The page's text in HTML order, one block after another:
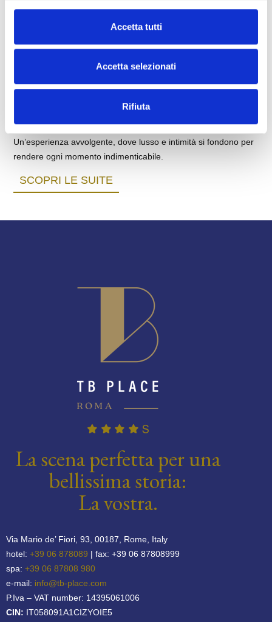
Accetta tutti
Accetta selezionati
Rifiuta
Le nostre Suite alTB Placesono pensate per chi desidera un
spazio unisce raffinatezza e design, con arredi di pregio e
dettagli curati per creare un’atmosfera unica.
Un’esperienza avvolgente, dove lusso e intimità si fondono per
rendere ogni momento indimenticabile.
SCOPRI LE SUITE
La scena perfetta per una
bellissima storia:
La vostra.
Via Mario de’ Fiori, 93, 00187, Rome, Italy
hotel: +39 06 878089 | fax: +39 06 87808999
spa: +39 06 87808 980
e-mail: info@tb-place.com
P.Iva – VAT number: 14395061006
CIN: IT058091A1CIZYOIE5